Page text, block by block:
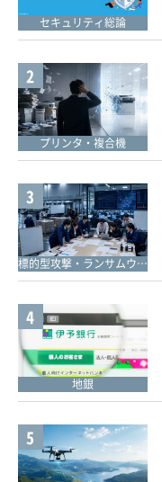
セキュリティ総論
2
プリンタ・複合機
3
標的型攻撃・ランサムウェア対策
4
地銀
5